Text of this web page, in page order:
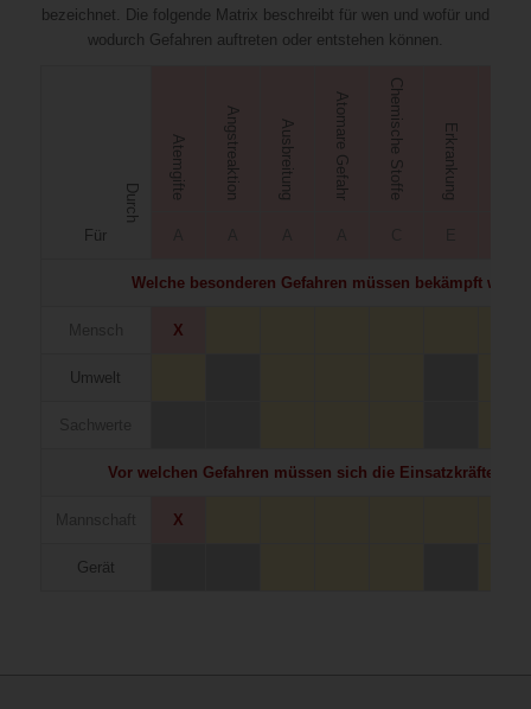
bezeichnet. Die folgende Matrix beschreibt für wen und wofür und
wodurch Gefahren auftreten oder entstehen können.
Durch
Für
Atemgifte Angstreaktion Ausbreitung Atomare Gefahr Chemische Stoffe Erkrankung
Welche besonderen Gefahren müssen bekämpft
X
Umwelt
Vor welchen Gefahren müssen sich die Einsatzkräfte
X
Gerät